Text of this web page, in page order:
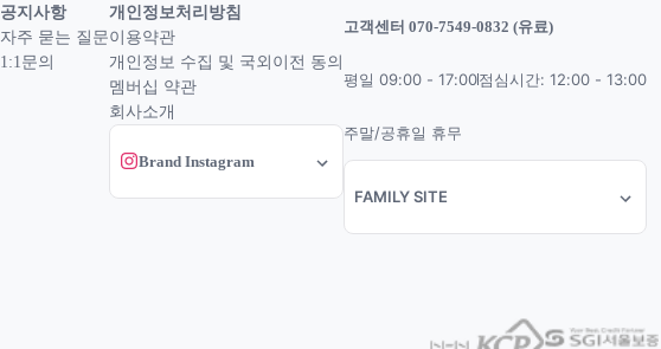
공지사항
자주 묻는 질문
1:1문의
개인정보처리방침
이용약관
개인정보 수집 및 국외이전 동의
멤버십 약관
회사소개
Brand Instagram
고객센터 070-7549-0832 (유료)
평일 09:00 - 17:00점심시간: 12:00 - 13:00
주말/공휴일 휴무
FAMILY SITE